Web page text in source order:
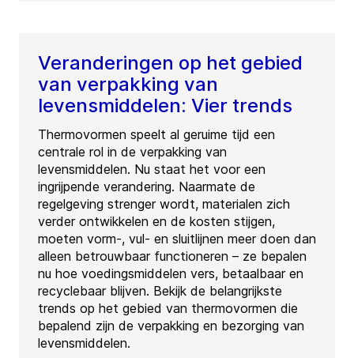
Veranderingen op het gebied
van verpakking van
levensmiddelen: Vier trends
Thermovormen speelt al geruime tijd een
centrale rol in de verpakking van
levensmiddelen. Nu staat het voor een
ingrijpende verandering. Naarmate de
regelgeving strenger wordt, materialen zich
verder ontwikkelen en de kosten stijgen,
moeten vorm-, vul- en sluitlijnen meer doen dan
alleen betrouwbaar functioneren – ze bepalen
nu hoe voedingsmiddelen vers, betaalbaar en
recyclebaar blijven. Bekijk de belangrijkste
trends op het gebied van thermovormen die
bepalend zijn de verpakking en bezorging van
levensmiddelen.